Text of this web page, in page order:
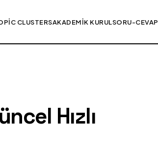
CLUSTERSAKADEMIK KURULSORU-CEVAP
Hızlı